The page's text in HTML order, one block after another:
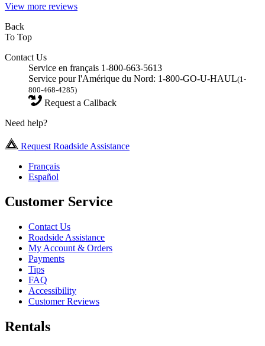
View more reviews
Back
To Top
Contact Us
Service en français 1-800-663-5613
Service pour l'Amérique du Nord: 1-800-GO-U-HAUL(1-
800-468-4285)
Request a Callback
Need help?
Request Roadside Assistance
Français
Español
Customer Service
Contact Us
Roadside Assistance
My Account & Orders
Payments
Tips
FAQ
Accessibility
Customer Reviews
Rentals